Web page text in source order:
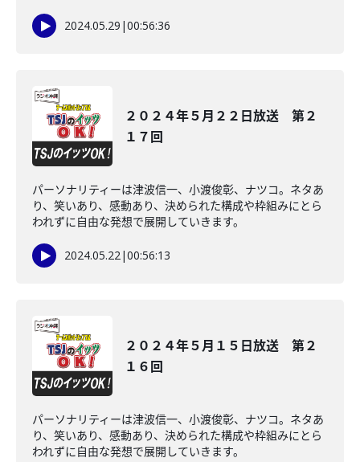
2024.05.29 |00:56:36
２０２４年５月２２日放送 第２
１７回
パーソナリティーは津波信一、小渡俊彰、ナツコ。ネタあ
り、笑いあり、感動あり、決められた構成や枠組みにとら
われずに自由な発想で展開していきます。
2024.05.22|00:56:13
２０２４年５月１５日放送 第２
１６回
パーソナリティーは津波信一、小渡俊彰、ナツコ。ネタあ
り、笑いあり、感動あり、決められた構成や枠組みにとら
われずに自由な発想で展開していきます。